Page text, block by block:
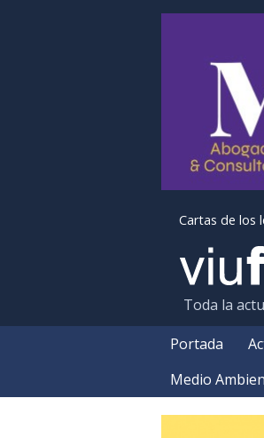
Cartas de los
Toda la
Portada
Medio